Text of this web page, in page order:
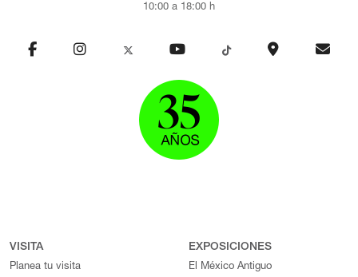
10:00 a 18:00 h
VISITA
Planea tu visita
EXPOSICIONES
El México Antiguo